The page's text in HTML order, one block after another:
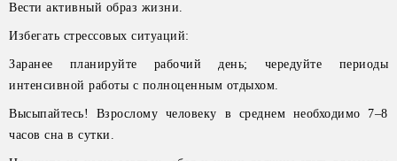
Вести активный образ жизни.
Избегать стрессовых ситуаций:
Заранее планируйте рабочий день; чередуйте периоды
интенсивной работы с полноценным отдыхом.
Высыпайтесь! Взрослому человеку в среднем необходимо 7–8
часов сна в сутки.